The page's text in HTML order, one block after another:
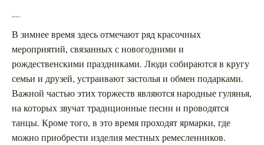
Зимние торжества
В зимнее время здесь отмечают ряд красочных
мероприятий, связанных с новогодними и
рождественскими праздниками. Люди собираются в кругу
семьи и друзей, устраивают застолья и обмен подарками.
Важной частью этих торжеств являются народные гулянья,
на которых звучат традиционные песни и проводятся
танцы. Кроме того, в это время проходят ярмарки, где
можно приобрести изделия местных ремесленников.